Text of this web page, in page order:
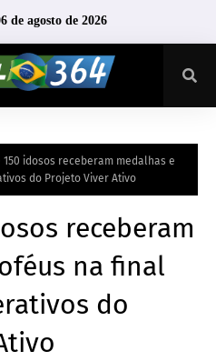
de agosto de 2026
150 idosos receberam medalhas e
do Projeto Viver Ativo
receberam
na final
do